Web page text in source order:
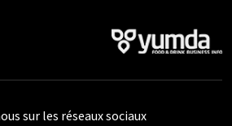
sur les réseaux sociaux